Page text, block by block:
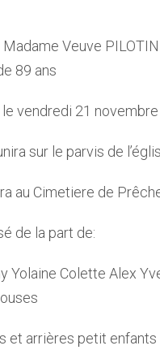
Veuve
89 ans
vendredi 21
sur le parvis de
au Cimetiere de
de la part de:
Yolaine Colette Alex
et arrières petit enfants